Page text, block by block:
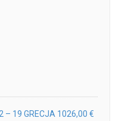
– 19 GRECJA 1026,00 €